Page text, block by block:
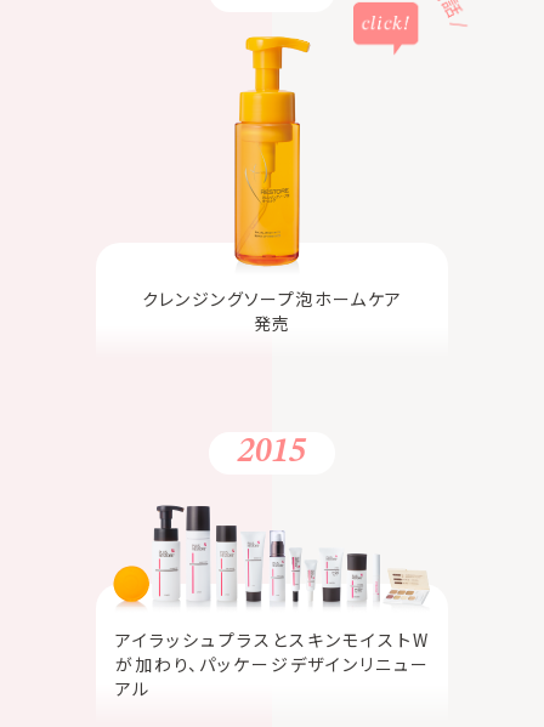
クレンジングソープ泡ホームケア
発売
2015
アイラッシュプラスとスキンモイストW
が加わり、パッケージデザインリニュー
アル